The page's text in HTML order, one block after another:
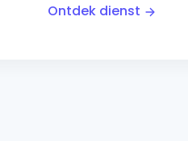
Ontdek dienst